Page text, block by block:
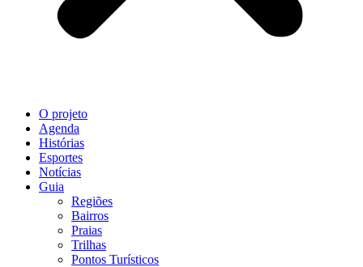
O projeto
Agenda
Histórias
Esportes
Notícias
Guia
Regiões
Bairros
Praias
Trilhas
Pontos Turísticos